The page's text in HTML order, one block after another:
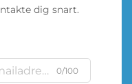
dig snart.
0/100